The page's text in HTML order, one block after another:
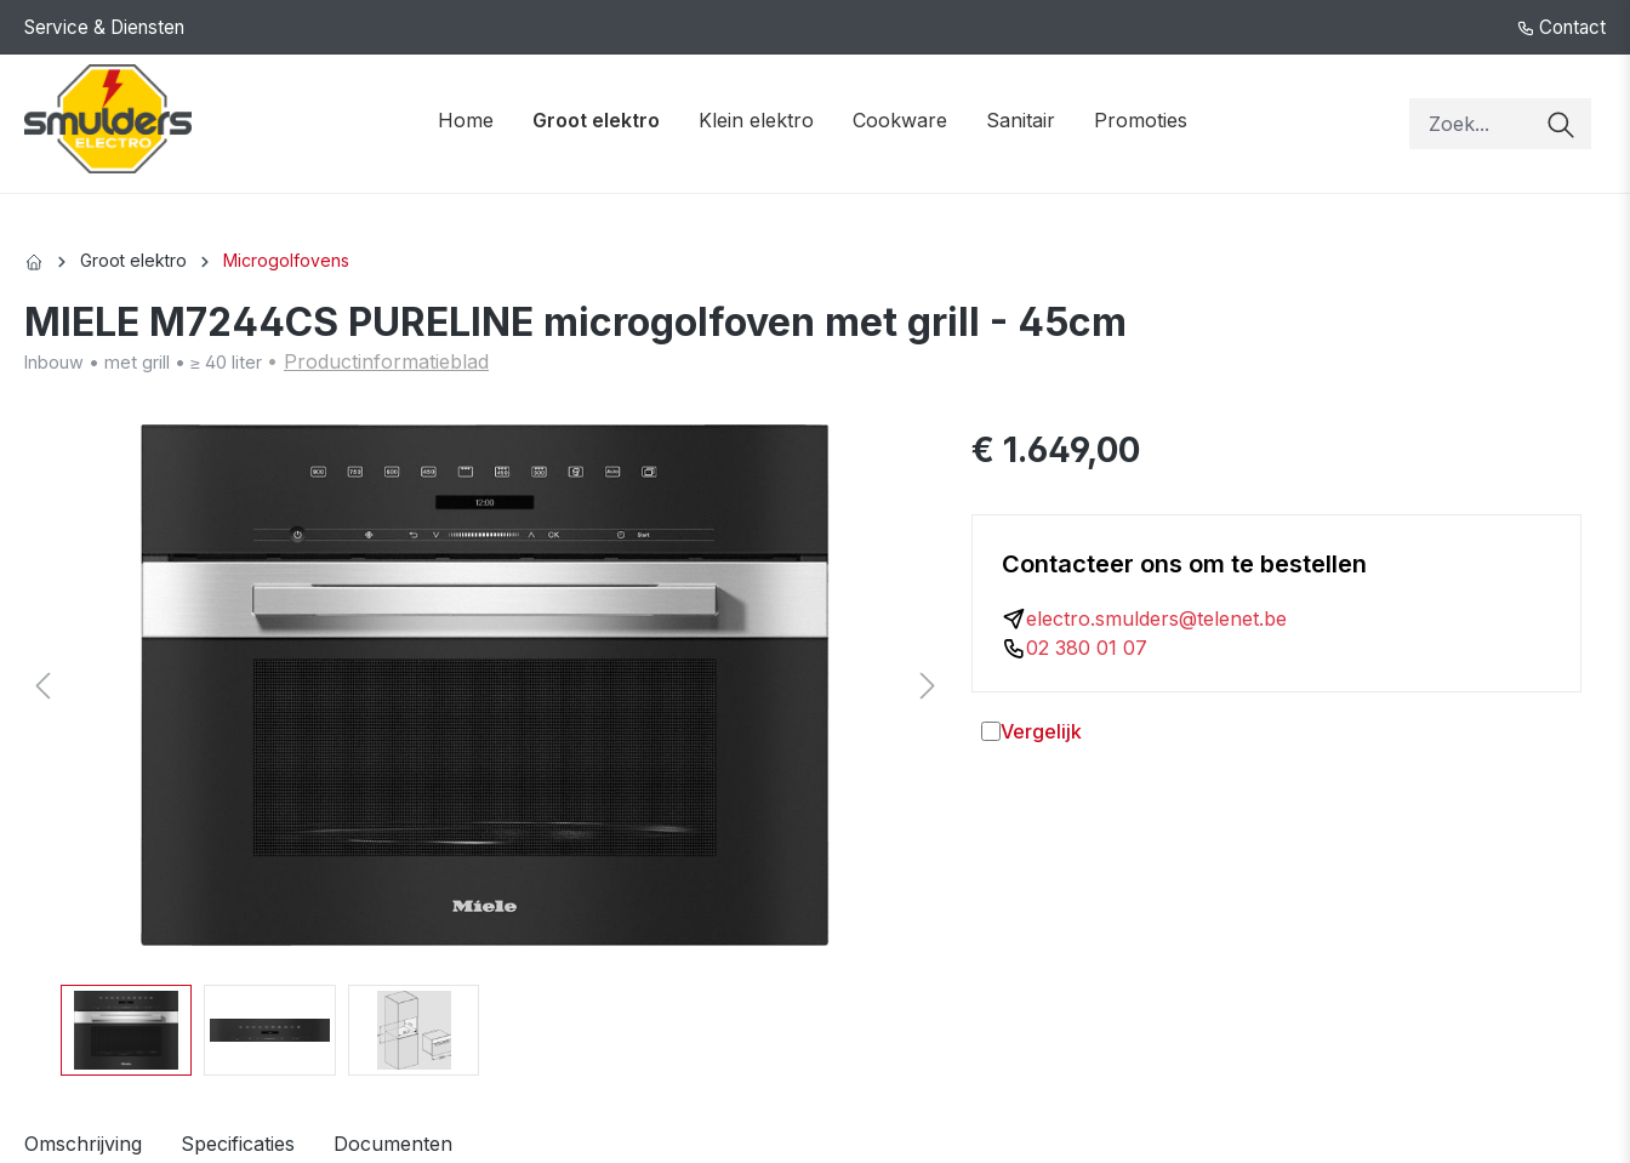
general.skipToNavigation
Service & Diensten Contact
Home Groot elektro Klein elektro Cookware Sanitair Promoties
Groot elektro Microgolfovens
MIELE M7244CS PURELINE microgolfoven met grill - 45cm
Inbouw • met grill • ≥ 40 liter • Productinformatieblad
€ 1.649,00
Contacteer ons om te bestellen
electro.smulders@telenet.be
02 380 01 07
Vergelijk
Toevoegen aan vergelijking
Omschrijving Specificaties Documenten